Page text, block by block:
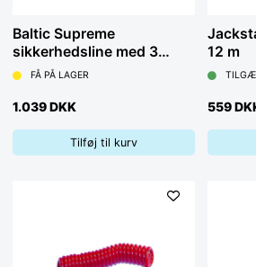
Baltic Supreme
sikkerhedsline med 3
kroge og elastisk
FÅ PÅ LAGER
1.039 DKK
Tilføj til kurv
12 m
559